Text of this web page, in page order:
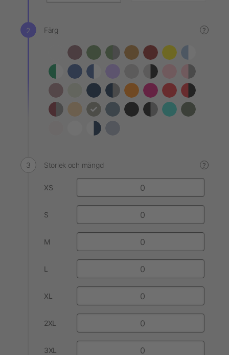
Färg ?
Storlek och mängd ?
XS
S
M
L
XL
2XL
3XL